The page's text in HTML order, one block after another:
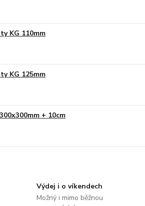
KG 110mm
KG 125mm
+ 10cm
Výdej i o víkendech
Možný i mimo běžnou